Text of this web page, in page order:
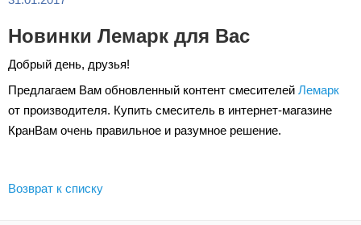
Новинки Лемарк для Вас
Добрый день, друзья!
Предлагаем Вам обновленный контент смесителей Лемарк
от производителя. Купить смеситель в интернет-магазине
КранВам очень правильное и разумное решение.
Возврат к списку